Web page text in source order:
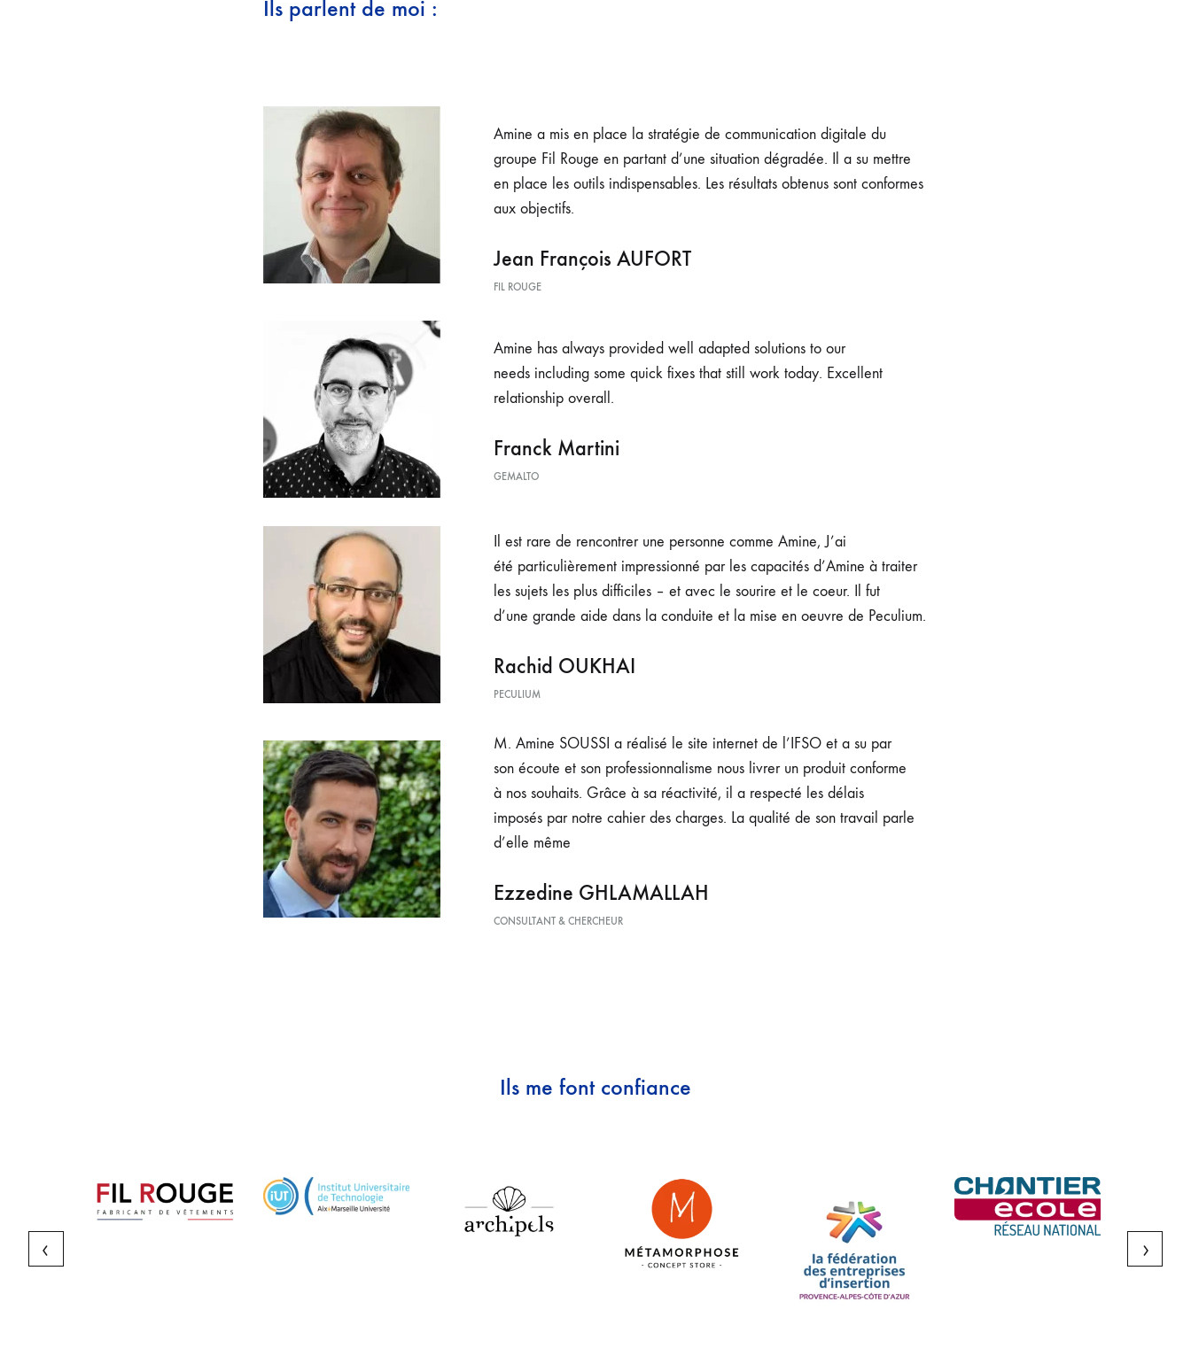
Ils parlent de moi :
Amine a mis en place la stratégie de communication digitale du
groupe Fil Rouge en partant d’une situation dégradée. Il a su mettre
en place les outils indispensables. Les résultats obtenus sont conformes
aux objectifs.
Jean François AUFORT
FIL ROUGE
Amine has always provided well adapted solutions to our
needs including some quick fixes that still work today. Excellent
relationship overall.
Franck Martini
GEMALTO
Il est rare de rencontrer une personne comme Amine, J’ai
été particulièrement impressionné par les capacités d’Amine à traiter
les sujets les plus difficiles – et avec le sourire et le coeur. Il fut
d’une grande aide dans la conduite et la mise en oeuvre de Peculium.
Rachid OUKHAI
PECULIUM
M. Amine SOUSSI a réalisé le site internet de l’IFSO et a su par
son écoute et son professionnalisme nous livrer un produit conforme
à nos souhaits. Grâce à sa réactivité, il a respecté les délais
imposés par notre cahier des charges. La qualité de son travail parle
d’elle même
Ezzedine GHLAMALLAH
CONSULTANT & CHERCHEUR
Ils me font confiance